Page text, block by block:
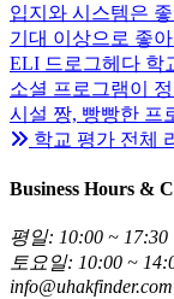
입지와 시스템은
기대 이상으로 좋
ELI 드로그헤다 학
소셜 프로그램이
시설 짱, 빵빵한 프
학교 평가 전체
Business Hours &
평일: 10:00 ~ 17:30
토요일: 10:00 ~
info@uhakfinder.com